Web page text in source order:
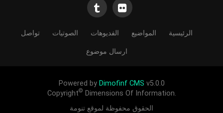
الرئيسية المواضيع الفديوهات الصوتيات تواصل
ارسال موضوع
Powered by Dimofinf CMS v5.0.0
Copyright© Dimensions Of Information.
الحقوق محفوظة لموقع تنومة